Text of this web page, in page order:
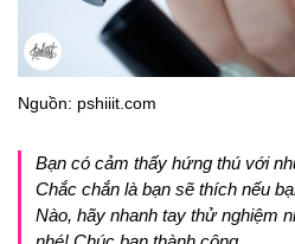
Nguồn: pshiiit.com
Bạn có cảm thấy hứng thú với
Chắc chắn là bạn sẽ thích nếu
Nào, hãy nhanh tay thử nghiệm